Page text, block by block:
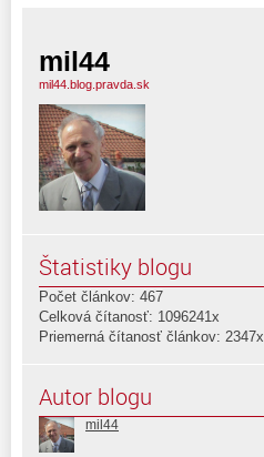
mil44
mil44.blog.pravda.sk
Štatistiky blogu
Počet článkov: 467
Celková čítanosť: 1096241x
Priemerná čítanosť článkov: 2347x
Autor blogu
mil44